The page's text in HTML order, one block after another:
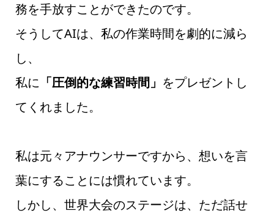
務を手放すことができたのです。
そうしてAIは、私の作業時間を劇的に減ら
し、
私に 「圧倒的な練習時間」 をプレゼントし
てくれました。
私は元々アナウンサーですから、想いを言
葉にすることには慣れています。
しかし、世界大会のステージは、ただ話せ